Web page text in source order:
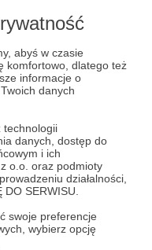
abyś w czasie
komfortowo, dlatego też
informacje o
danych
technologii
danych, dostęp do
i ich
o.o. oraz podmioty
działalności,
SERWISU.
swoje preferencje
wybierz opcję
negatywnym.
punkt odniesienia,
intencji.
negatywna,
jej
na celu
(powodów, dla
rozważa
namacalny
niechęć
ale też na